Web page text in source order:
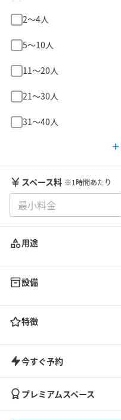
2〜4人
5〜10人
11〜20人
21〜30人
31〜40人
スペース料 ※1時間あたり
用途
設備
特徴
今すぐ予約
プレミアムスペース